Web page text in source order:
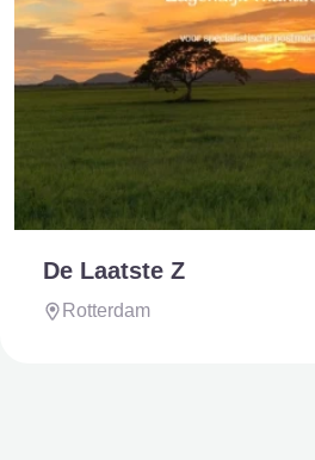
De Laatste Z
Rotterdam